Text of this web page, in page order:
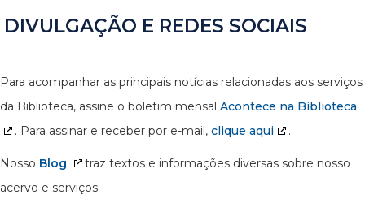
DIVULGAÇÃO E REDES SOCIAIS
Para acompanhar as principais notícias relacionadas aos serviços
da Biblioteca, assine o boletim mensal Acontece na Biblioteca
. Para assinar e receber por e-mail, clique aqui .
Nosso Blog
traz textos e informações diversas sobre nosso
acervo e serviços.